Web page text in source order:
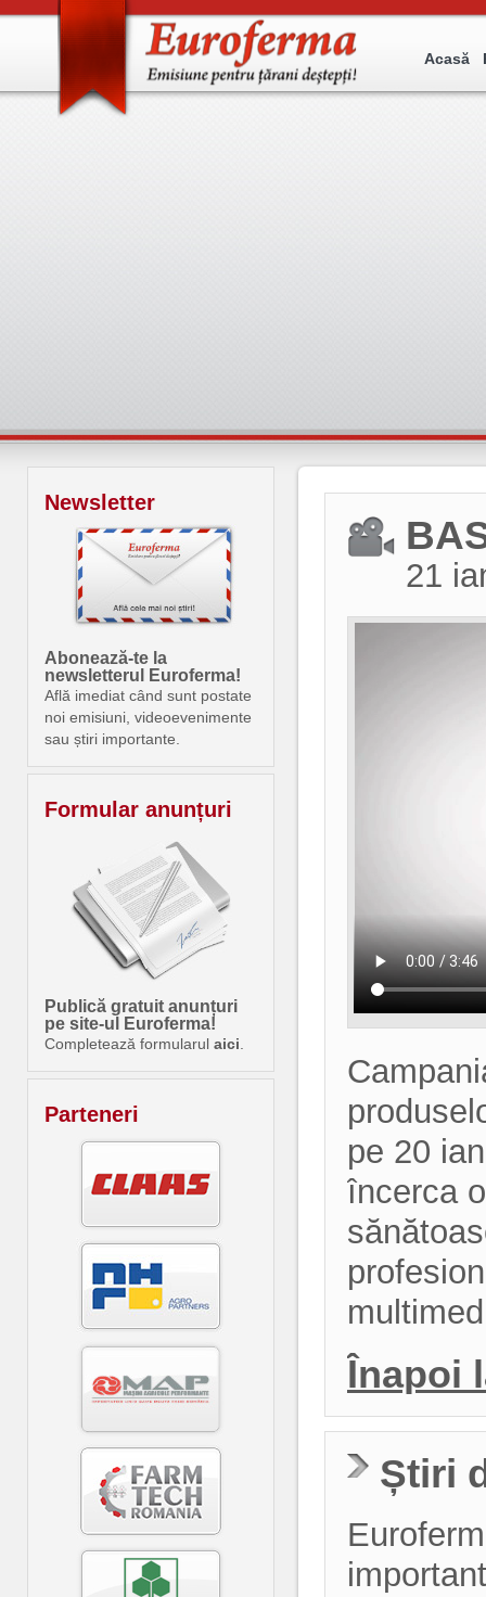
Acasă
Newsletter
Abonează-te la
newsletterul Euroferma!
Află imediat când sunt postate
noi emisiuni, videoevenimente
sau știri importante.
Formular anunțuri
Publică gratuit anunțuri
pe site-ul Euroferma!
Completează formularul aici
Parteneri
21
pe 20
încerca
Înapoi
Știri